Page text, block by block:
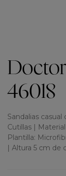
46018
Sandalias
Cutillas |
Plantilla:
| Altura 5 cm de